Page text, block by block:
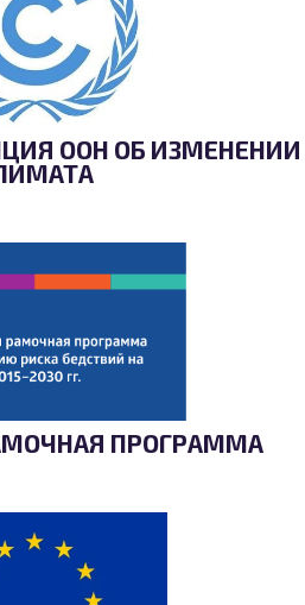
ООН ОБ ИЗМЕНЕНИИ
ПРОГРАММА